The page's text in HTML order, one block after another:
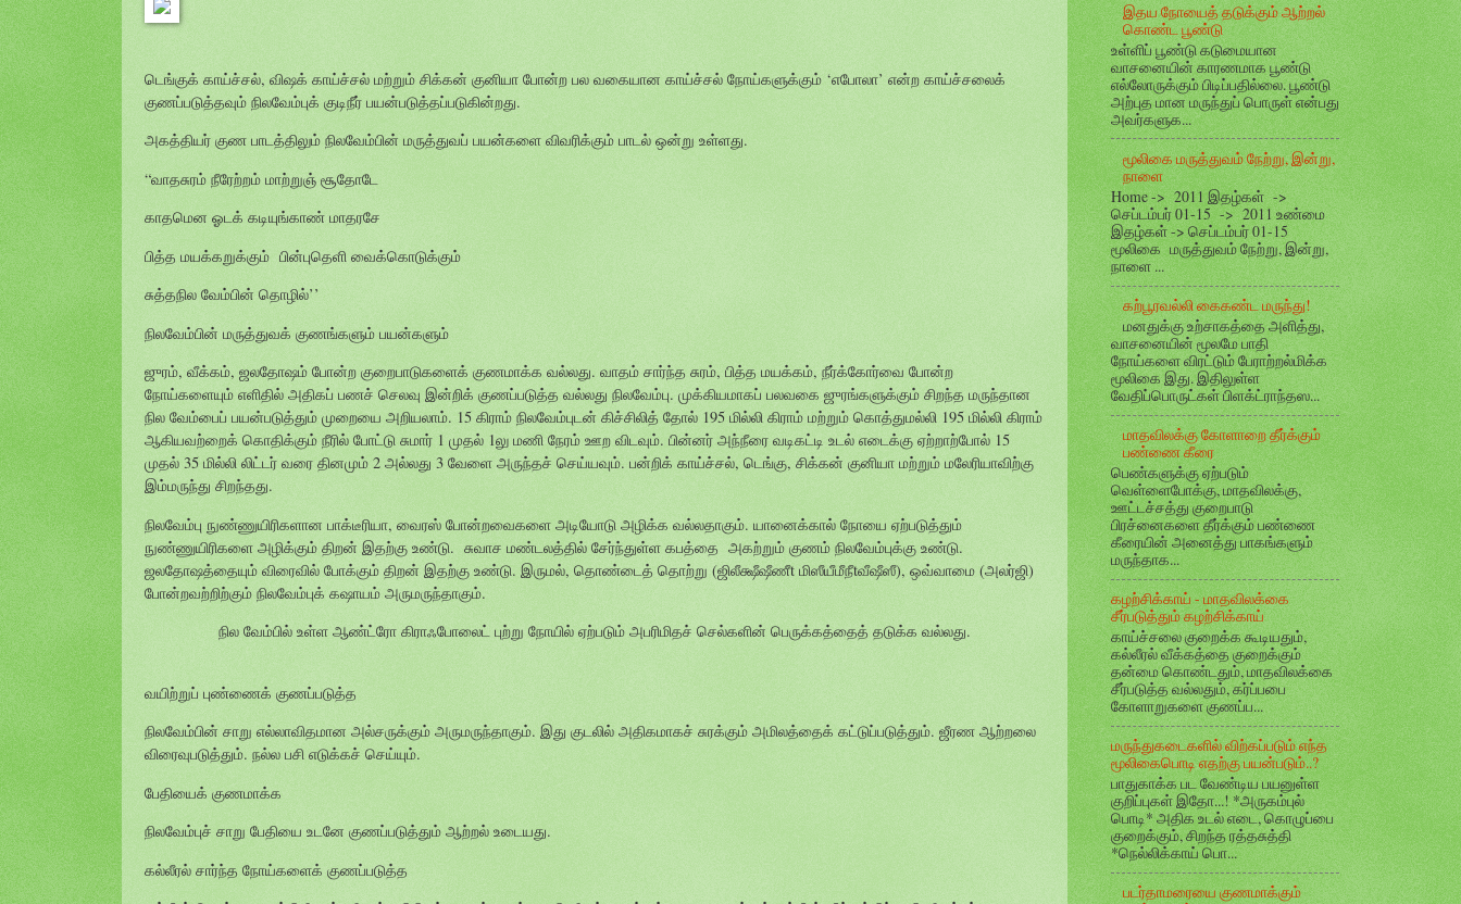
டெங்குக் காய்ச்சல், விஷக் காய்ச்சல் மற்றும் சிக்கன் குனியா போன்ற பல வகையான காய்ச்சல் நோய்களுக்கும் ‘எபோலா’ என்ற காய்ச்சலைக்
குணப்படுத்தவும் நிலவேம்புக் குடிநீர் பயன்படுத்தப்படுகின்றது.
அகத்தியர் குண பாடத்திலும் நிலவேம்பின் மருத்துவப் பயன்களை விவரிக்கும் பாடல் ஒன்று உள்ளது.
“வாதசுரம் நீரேற்றம் மாற்றுஞ் சூதோடே
காதமென ஓடக் கடியுங்காண் மாதரசே
பித்த மயக்கறுக்கும் பின்புதெளி வைக்கொடுக்கும்
சுத்தநில வேம்பின் தொழில்’’
நிலவேம்பின் மருத்துவக் குணங்களும் பயன்களும்
ஜுரம், வீக்கம், ஜலதோஷம் போன்ற குறைபாடுகளைக் குணமாக்க வல்லது. வாதம் சார்ந்த சுரம், பித்த மயக்கம், நீர்க்கோர்வை போன்ற
நோய்களையும் எளிதில் அதிகப் பணச் செலவு இன்றிக் குணப்படுத்த வல்லது நிலவேம்பு. முக்கியமாகப் பலவகை ஜுரங்களுக்கும் சிறந்த மருந்தான
நில வேம்பைப் பயன்படுத்தும் முறையை அறியலாம். 15 கிராம் நிலவேம்புடன் கிச்சிலித் தோல் 195 மில்லி கிராம் மற்றும் கொத்துமல்லி 195 மில்லி கிராம்
ஆகியவற்றைக் கொதிக்கும் நீரில் போட்டு சுமார் 1 முதல் 1லு மணி நேரம் ஊற விடவும். பின்னர் அந்நீரை வடிகட்டி உடல் எடைக்கு ஏற்றாற்போல் 15
முதல் 35 மில்லி லிட்டர் வரை தினமும் 2 அல்லது 3 வேளை அருந்தச் செய்யவும். பன்றிக் காய்ச்சல், டெங்கு, சிக்கன் குனியா மற்றும் மலேரியாவிற்கு
இம்மருந்து சிறந்தது.
நிலவேம்பு நுண்ணுயிரிகளான பாக்டீரியா, வைரஸ் போன்றவைகளை அடியோடு அழிக்க வல்லதாகும். யானைக்கால் நோயை ஏற்படுத்தும்
நுண்ணுயிரிகளை அழிக்கும் திறன் இதற்கு உண்டு. சுவாச மண்டலத்தில் சேர்ந்துள்ள கபத்தை அகற்றும் குணம் நிலவேம்புக்கு உண்டு.
ஜலதோஷத்தையும் விரைவில் போக்கும் திறன் இதற்கு உண்டு. இருமல், தொண்டைத் தொற்று (ஜிலீக்ஷீஷீணீt மிஸீயீமீநீtவீஷீஸீ), ஒவ்வாமை (அலர்ஜி)
போன்றவற்றிற்கும் நிலவேம்புக் கஷாயம் அருமருந்தாகும்.
நில வேம்பில் உள்ள ஆண்ட்ரோ கிராஃபோலைட் புற்று நோயில் ஏற்படும் அபரிமிதச் செல்களின் பெருக்கத்தைத் தடுக்க வல்லது.
வயிற்றுப் புண்ணைக் குணப்படுத்த
நிலவேம்பின் சாறு எல்லாவிதமான அல்சருக்கும் அருமருந்தாகும். இது குடலில் அதிகமாகச் சுரக்கும் அமிலத்தைக் கட்டுப்படுத்தும். ஜீரண ஆற்றலை
விரைவுபடுத்தும். நல்ல பசி எடுக்கச் செய்யும்.
பேதியைக் குணமாக்க
நிலவேம்புச் சாறு பேதியை உடனே குணப்படுத்தும் ஆற்றல் உடையது.
கல்லீரல் சார்ந்த நோய்களைக் குணப்படுத்த
இதய நோயைத் தடுக்கும் ஆற்றல்
கொண்ட பூண்டு
உள்ளிப் பூண்டு கடுமையான
வாசனையின் காரணமாக பூண்டு
எல்லோருக்கும் பிடிப்பதில்லை. பூண்டு
அற்புத மான மருந்துப் பொருள் என்பது
அவர்களுக...
மூலிகை மருத்துவம் நேற்று, இன்று,
நாளை
Home -> 2011 இதழ்கள் ->
செப்டம்பர் 01-15 -> 2011 உண்மை
இதழ்கள் -> செப்டம்பர் 01-15
மூலிகை மருத்துவம் நேற்று, இன்று,
நாளை ...
கற்பூரவல்லி கைகண்ட மருந்து!
மனதுக்கு உற்சாகத்தை அளித்து,
வாசனையின் மூலமே பாதி
நோய்களை விரட்டும் பேராற்றல்மிக்க
மூலிகை இது. இதிலுள்ள
வேதிப்பொருட்கள் பிளக்ட்ராந்தஸ...
மாதவிலக்கு கோளாறை தீர்க்கும்
பண்ணை கீரை
பெண்களுக்கு ஏற்படும்
வெள்ளைபோக்கு, மாதவிலக்கு,
ஊட்டச்சத்து குறைபாடு
பிரச்னைகளை தீர்க்கும் பண்ணை
கீரையின் அனைத்து பாகங்களும்
மருந்தாக...
கழற்சிக்காய் - மாதவிலக்கை
சீர்படுத்தும் கழற்சிக்காய்
காய்ச்சலை குறைக்க கூடியதும்,
கல்லீரல் வீக்கத்தை குறைக்கும்
தன்மை கொண்டதும், மாதவிலக்கை
சீர்படுத்த வல்லதும், கர்ப்பபை
கோளாறுகளை குணப்ப...
மருந்துகடைகளில் விற்கப்படும் எந்த
மூலிகைபொடி எதற்கு பயன்படும்..?
பாதுகாக்க பட வேண்டிய பயனுள்ள
குறிப்புகள் இதோ...! *அருகம்புல்
பொடி* அதிக உடல் எடை, கொழுப்பை
குறைக்கும், சிறந்த ரத்தசுத்தி
*நெல்லிக்காய் பொ...
படர்தாமரையை குணமாக்கும்